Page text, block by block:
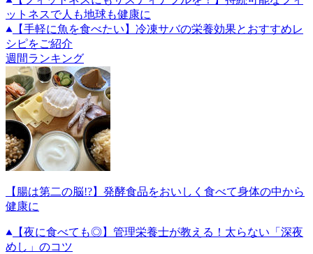
ットネスで人も地球も健康に
【手軽に魚を食べたい】冷凍サバの栄養効果とおすすめレ
シピをご紹介
週間ランキング
【腸は第二の脳!?】発酵食品をおいしく食べて身体の中から
健康に
【夜に食べても◎】管理栄養士が教える！太らない「深夜
めし」のコツ